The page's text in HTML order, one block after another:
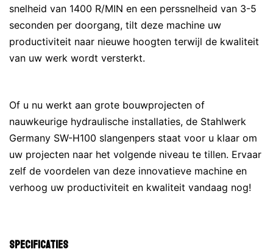
snelheid van 1400 R/MIN en een perssnelheid van 3-5
seconden per doorgang, tilt deze machine uw
productiviteit naar nieuwe hoogten terwijl de kwaliteit
van uw werk wordt versterkt.
Of u nu werkt aan grote bouwprojecten of
nauwkeurige hydraulische installaties, de Stahlwerk
Germany SW-H100 slangenpers staat voor u klaar om
uw projecten naar het volgende niveau te tillen. Ervaar
zelf de voordelen van deze innovatieve machine en
verhoog uw productiviteit en kwaliteit vandaag nog!
Specificaties